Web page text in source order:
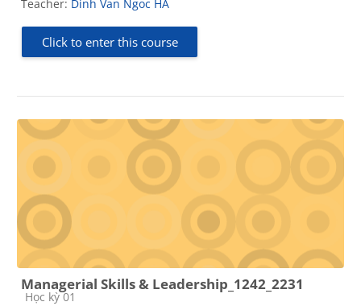
Teacher: Dinh Van Ngoc HA
Click to enter this course
Managerial Skills & Leadership_1242_2231
Course category
Học kỳ 01